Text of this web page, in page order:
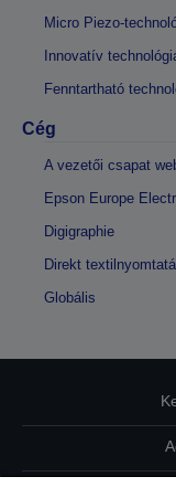
Micro Piezo-
Innovatív
Fenntartható
Cég
A vezetői csapat
Epson Europe
Digigraphie
Direkt
Globális